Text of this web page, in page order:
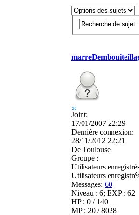
Joint:
17/01/2007 22:29
Dernière connexion:
28/11/2012 22:21
De Toulouse
Groupe :
Utilisateurs
Utilisateurs
Messages: 60
Niveau : 6; EXP : 62
HP : 0 / 140
MP : 20 / 8028